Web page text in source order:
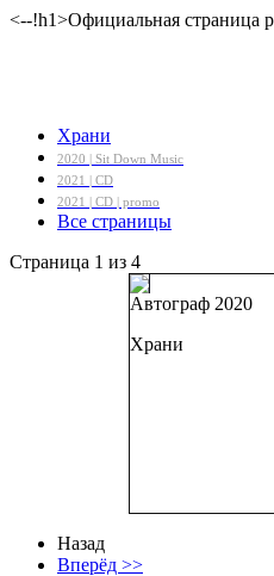
<--!h1>Официальная страница
Храни
2020 | Sit Down Music
2021 | CD
2021 | CD | promo
Все страницы
Страница 1 из 4
Автограф 2020
Храни
Назад
Вперёд >>